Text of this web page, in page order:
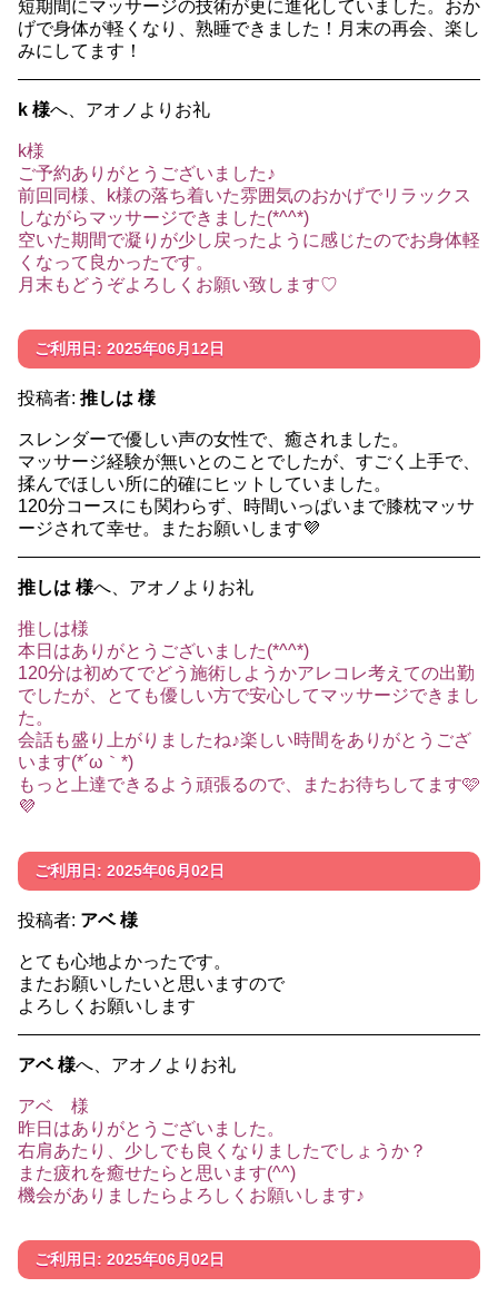
短期間にマッサージの技術が更に進化していました。おか
げで身体が軽くなり、熟睡できました！月末の再会、楽し
みにしてます！
k 様へ、アオノよりお礼
k様
ご予約ありがとうございました♪
前回同様、k様の落ち着いた雰囲気のおかげでリラックス
しながらマッサージできました(*^^*)
空いた期間で凝りが少し戻ったように感じたのでお身体軽
くなって良かったです。
月末もどうぞよろしくお願い致します♡
ご利用日: 2025年06月12日
投稿者: 推しは 様
スレンダーで優しい声の女性で、癒されました。
マッサージ経験が無いとのことでしたが、すごく上手で、
揉んでほしい所に的確にヒットしていました。
120分コースにも関わらず、時間いっぱいまで膝枕マッサ
ージされて幸せ。またお願いします💜
推しは 様へ、アオノよりお礼
推しは様
本日はありがとうございました(*^^*)
120分は初めてでどう施術しようかアレコレ考えての出勤
でしたが、とても優しい方で安心してマッサージできまし
た。
会話も盛り上がりましたね♪楽しい時間をありがとうござ
います(*´ω｀*)
もっと上達できるよう頑張るので、またお待ちしてます🩷
💜
ご利用日: 2025年06月02日
投稿者: アベ 様
とても心地よかったです。
またお願いしたいと思いますので
よろしくお願いします
アベ 様へ、アオノよりお礼
アベ 様
昨日はありがとうございました。
右肩あたり、少しでも良くなりましたでしょうか？
また疲れを癒せたらと思います(^^)
機会がありましたらよろしくお願いします♪
ご利用日: 2025年06月02日